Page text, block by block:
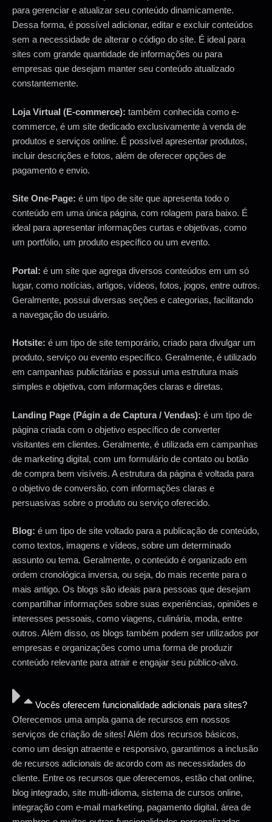
para gerenciar e atualizar seu conteúdo dinamicamente.
Dessa forma, é possível adicionar, editar e excluir conteúdos
sem a necessidade de alterar o código do site. É ideal para
sites com grande quantidade de informações ou para
empresas que desejam manter seu conteúdo atualizado
constantemente.
Loja Virtual (E-commerce): também conhecida como e-
commerce, é um site dedicado exclusivamente à venda de
produtos e serviços online. É possível apresentar produtos,
incluir descrições e fotos, além de oferecer opções de
pagamento e envio.
Site One-Page: é um tipo de site que apresenta todo o
conteúdo em uma única página, com rolagem para baixo. É
ideal para apresentar informações curtas e objetivas, como
um portfólio, um produto específico ou um evento.
Portal: é um site que agrega diversos conteúdos em um só
lugar, como notícias, artigos, vídeos, fotos, jogos, entre outros.
Geralmente, possui diversas seções e categorias, facilitando
a navegação do usuário.
Hotsite: é um tipo de site temporário, criado para divulgar um
produto, serviço ou evento específico. Geralmente, é utilizado
em campanhas publicitárias e possui uma estrutura mais
simples e objetiva, com informações claras e diretas.
Landing Page (Págin a de Captura / Vendas): é um tipo de
página criada com o objetivo específico de converter
visitantes em clientes. Geralmente, é utilizada em campanhas
de marketing digital, com um formulário de contato ou botão
de compra bem visíveis. A estrutura da página é voltada para
o objetivo de conversão, com informações claras e
persuasivas sobre o produto ou serviço oferecido.
Blog: é um tipo de site voltado para a publicação de conteúdo,
como textos, imagens e vídeos, sobre um determinado
assunto ou tema. Geralmente, o conteúdo é organizado em
ordem cronológica inversa, ou seja, do mais recente para o
mais antigo. Os blogs são ideais para pessoas que desejam
compartilhar informações sobre suas experiências, opiniões e
interesses pessoais, como viagens, culinária, moda, entre
outros. Além disso, os blogs também podem ser utilizados por
empresas e organizações como uma forma de produzir
conteúdo relevante para atrair e engajar seu público-alvo.
Vocês oferecem funcionalidade adicionais para sites?
Oferecemos uma ampla gama de recursos em nossos
serviços de criação de sites! Além dos recursos básicos,
como um design atraente e responsivo, garantimos a inclusão
de recursos adicionais de acordo com as necessidades do
cliente. Entre os recursos que oferecemos, estão chat online,
blog integrado, site multi-idioma, sistema de cursos online,
integração com e-mail marketing, pagamento digital, área de